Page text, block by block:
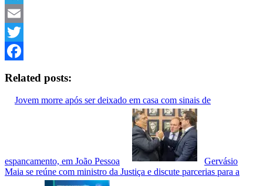
Telegram
Email
Twitter
Related posts:
Jovem morre após ser deixado em casa com sinais de
espancamento, em João Pessoa
Gervásio
Maia se reúne com ministro da Justiça e discute parcerias para a